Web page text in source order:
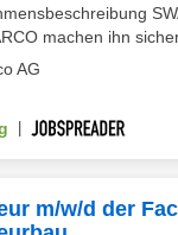
machen ihn
AG
m/w/d der